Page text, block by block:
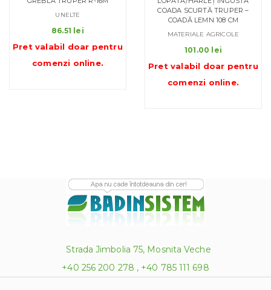
UNELTE
86.51 lei
Pret valabil doar pentru
comenzi online.
COADA SCURTĂ TRUPER –
COADĂ LEMN 108 CM
MATERIALE AGRICOLE
101.00 lei
Pret valabil doar pentru
comenzi online.
Strada Jimbolia 75, Mosnita Veche
+40 256 200 278 , +40 785 111 698